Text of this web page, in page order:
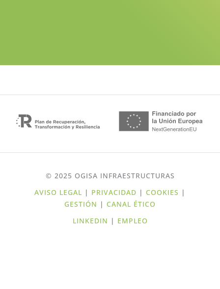
© 2025 OGISA INFRAESTRUCTURAS
AVISO LEGAL | PRIVACIDAD | COOKIES |
GESTIÓN | CANAL ÉTICO
LINKEDIN | EMPLEO